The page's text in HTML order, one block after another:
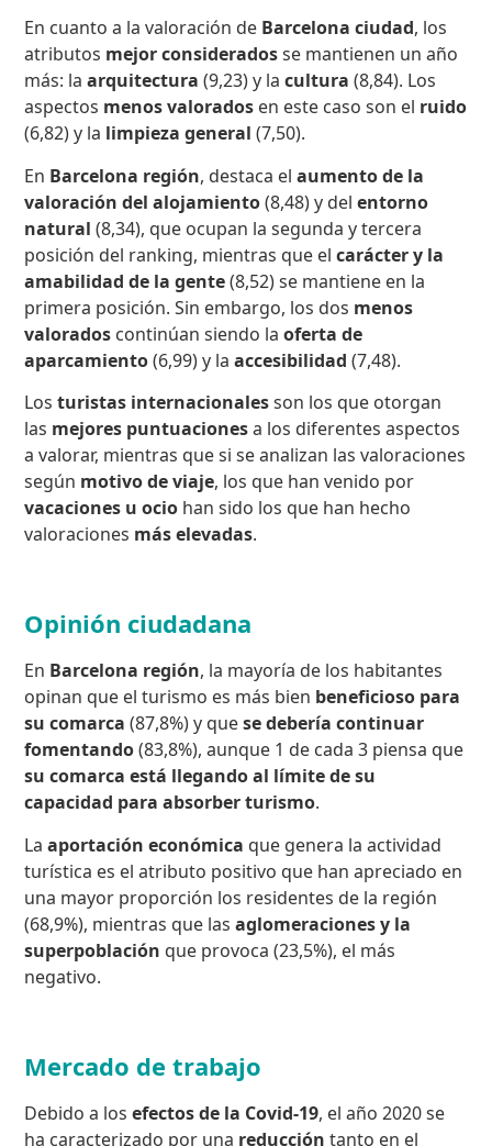
En cuanto a la valoración de Barcelona ciudad, los
atributos mejor consideradosse mantienen un año
más: laarquitectura (9,23) y lacultura (8,84). Los
aspectos menos valorados en este caso son el ruido
(6,82) y la limpieza general(7,50).
En Barcelona región, destaca elaumento de la
valoración del alojamiento(8,48) y delentorno
natural(8,34), que ocupan la segunda y tercera
posición del ranking, mientras que elcarácter y la
amabilidad de la gente(8,52) se mantiene en la
primera posición. Sin embargo, los dos menos
valorados continúan siendo laoferta de
aparcamiento(6,99) y laaccesibilidad (7,48).
Losturistas internacionalesson los que otorgan
las mejores puntuacionesa los diferentes aspectos
a valorar, mientras que si se analizan las valoraciones
según motivo de viaje, los que han venido por
vacaciones u ocio han sido los que han hecho
valoraciones más elevadas.
Opinión ciudadana
En Barcelona región, la mayoría de los habitantes
opinan que el turismo es más bien beneficioso para
su comarca (87,8%) y quese debería continuar
fomentando(83,8%), aunque 1 de cada 3 piensa que
su comarca está llegando al límite de su
capacidad para absorber turismo.
Laaportación económica que genera la actividad
turística es el atributo positivo que han apreciado en
una mayor proporción los residentes de la región
(68,9%), mientras que lasaglomeraciones y la
superpoblación que provoca (23,5%), el más
negativo.
Mercado de trabajo
Debido a losefectos de la Covid-19, el año 2020 se
ha caracterizado por una reducción tanto en el